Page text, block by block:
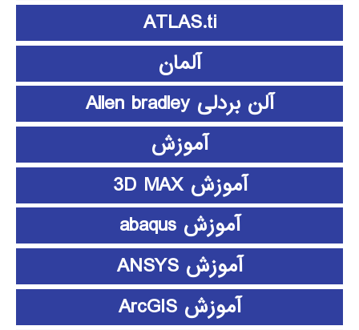
ATLAS.ti
آلمان
آلن بردلی Allen bradley
آموزش
آموزش 3D MAX
آموزش abaqus
آموزش ANSYS
آموزش ArcGIS